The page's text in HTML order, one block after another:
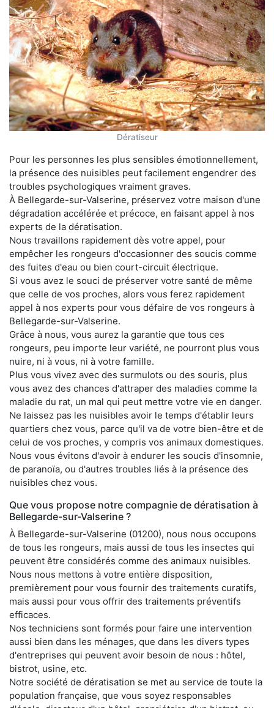
Dératiseur
Pour les personnes les plus sensibles émotionnellement,
la présence des nuisibles peut facilement engendrer des
troubles psychologiques vraiment graves.
À Bellegarde-sur-Valserine, préservez votre maison d'une
dégradation accélérée et précoce, en faisant appel à nos
experts de la dératisation.
Nous travaillons rapidement dès votre appel, pour
empêcher les rongeurs d'occasionner des soucis comme
des fuites d'eau ou bien court-circuit électrique.
Si vous avez le souci de préserver votre santé de même
que celle de vos proches, alors vous ferez rapidement
appel à nos experts pour vous défaire de vos rongeurs à
Bellegarde-sur-Valserine.
Grâce à nous, vous aurez la garantie que tous ces
rongeurs, peu importe leur variété, ne pourront plus vous
nuire, ni à vous, ni à votre famille.
Plus vous vivez avec des surmulots ou des souris, plus
vous avez des chances d'attraper des maladies comme la
maladie du rat, un mal qui peut mettre votre vie en danger.
Ne laissez pas les nuisibles avoir le temps d'établir leurs
quartiers chez vous, parce qu'il va de votre bien-être et de
celui de vos proches, y compris vos animaux domestiques.
Nous vous évitons d'avoir à endurer les soucis d'insomnie,
de paranoïa, ou d'autres troubles liés à la présence des
nuisibles chez vous.
Que vous propose notre compagnie de dératisation à
Bellegarde-sur-Valserine ?
À Bellegarde-sur-Valserine (01200), nous nous occupons
de tous les rongeurs, mais aussi de tous les insectes qui
peuvent être considérés comme des animaux nuisibles.
Nous nous mettons à votre entière disposition,
premièrement pour vous fournir des traitements curatifs,
mais aussi pour vous offrir des traitements préventifs
efficaces.
Nos techniciens sont formés pour faire une intervention
aussi bien dans les ménages, que dans les divers types
d'entreprises qui peuvent avoir besoin de nous : hôtel,
bistrot, usine, etc.
Notre société de dératisation se met au service de toute la
population française, que vous soyez responsables